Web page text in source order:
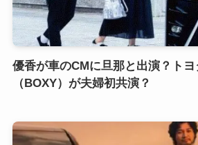
優香が車のCMに旦那と出演？ト
（BOXY）が夫婦初共演？